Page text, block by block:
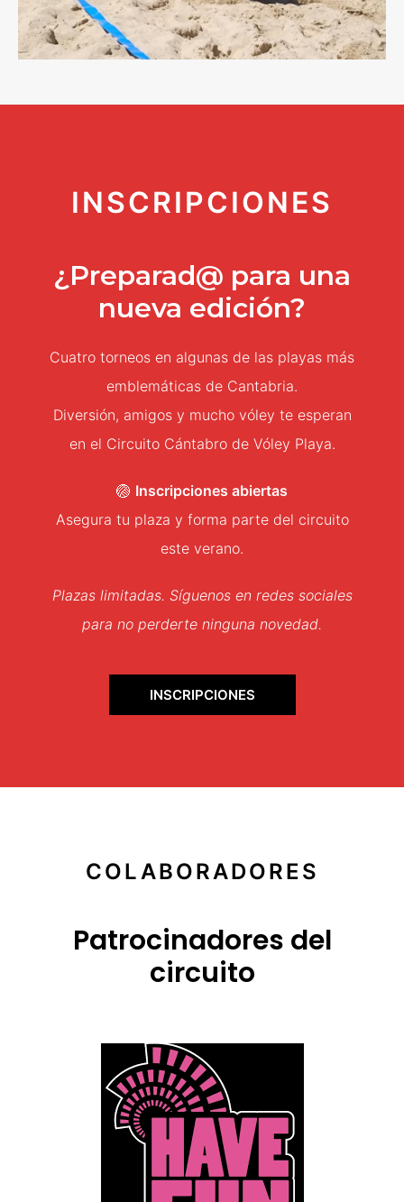
INSCRIPCIONES
¿Preparad@ para una
nueva edición?
Cuatro torneos en algunas de las playas más
emblemáticas de Cantabria.
Diversión, amigos y mucho vóley te esperan
en el Circuito Cántabro de Vóley Playa.
🏐 Inscripciones abiertas
Asegura tu plaza y forma parte del circuito
este verano.
Plazas limitadas. Síguenos en redes sociales
para no perderte ninguna novedad.
INSCRIPCIONES
COLABORADORES
Patrocinadores del
circuito